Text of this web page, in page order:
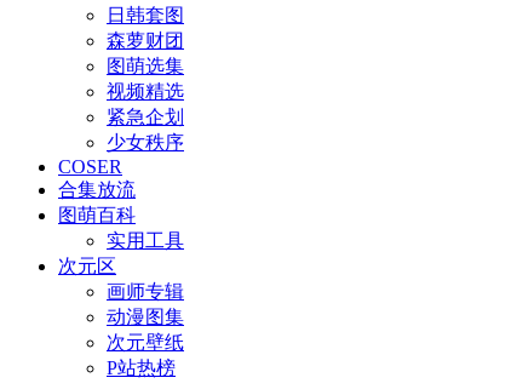
日韩套图
森萝财团
图萌选集
视频精选
紧急企划
少女秩序
COSER
合集放流
图萌百科
实用工具
次元区
画师专辑
动漫图集
次元壁纸
P站热榜